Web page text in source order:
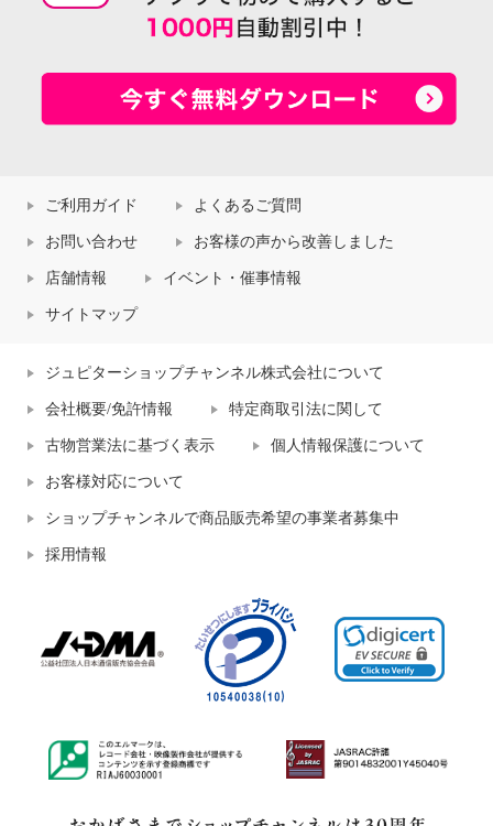
ご利用ガイド よくあるご質問
お問い合わせ お客様の声から改善しました
店舗情報 イベント・催事情報
サイトマップ
ジュピターショップチャンネル株式会社について
会社概要/免許情報 特定商取引法に関して
古物営業法に基づく表示 個人情報保護について
お客様対応について
ショップチャンネルで商品販売希望の事業者募集中
採用情報